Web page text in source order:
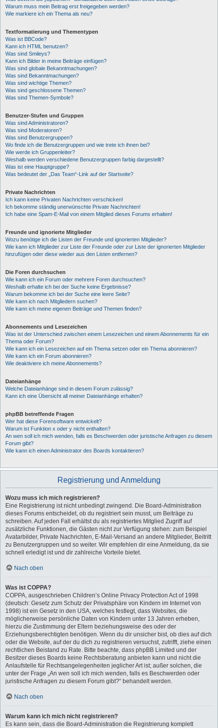
Warum muss mein Beitrag erst freigegeben werden?
Wie markiere ich ein Thema als neu?
Textformatierung und Thementypen
Was ist BBCode?
Kann ich HTML benutzen?
Was sind Smileys?
Kann ich Bilder in meine Beiträge einfügen?
Was sind globale Bekanntmachungen?
Was sind Bekanntmachungen?
Was sind wichtige Themen?
Was sind geschlossene Themen?
Was sind Themen-Symbole?
Benutzer-Stufen und Gruppen
Was sind Administratoren?
Was sind Moderatoren?
Was sind Benutzergruppen?
Wo finde ich die Benutzergruppen und wie trete ich ihnen bei?
Wie werde ich Gruppenleiter?
Weshalb werden verschiedene Benutzergruppen farbig dargestellt?
Was ist eine Hauptgruppe?
Was bedeutet der „Das Team“-Link auf der Startseite?
Private Nachrichten
Ich kann keine Privaten Nachrichten verschicken!
Ich bekomme ständig unerwünschte Private Nachrichten!
Ich habe eine Spam-E-Mail von einem Mitglied dieses Forums erhalten!
Freunde und ignorierte Mitglieder
Wozu benötige ich die Listen der Freunde und ignorierten Mitglieder?
Wie kann ich Mitglieder zur Liste der Freunde oder zur Liste der ignorierten Mitglieder
hinzufügen oder diese wieder aus den Listen entfernen?
Die Foren durchsuchen
Wie kann ich ein Forum oder mehrere Foren durchsuchen?
Weshalb erhalte ich bei der Suche keine Ergebnisse?
Warum bekomme ich bei der Suche eine leere Seite?
Wie kann ich nach Mitgliedern suchen?
Wie kann ich meine eigenen Beiträge und Themen finden?
Abonnements und Lesezeichen
Was ist der Unterschied zwischen einem Lesezeichen und einem Abonnements für ein
Thema oder Forum?
Wie kann ich ein Lesezeichen auf ein Thema setzen oder ein Thema abonnieren?
Wie kann ich ein Forum abonnieren?
Wie deaktiviere ich meine Abonnements?
Dateianhänge
Welche Dateianhänge sind in diesem Forum zulässig?
Kann ich eine Übersicht all meiner Dateianhänge erhalten?
phpBB betreffende Fragen
Wer hat diese Forensoftware entwickelt?
Warum ist Funktion x oder y nicht enthalten?
An wen soll ich mich wenden, falls es Beschwerden oder juristische Anfragen zu diesem
Forum gibt?
Wie kann ich einen Administrator des Boards kontaktieren?
Registrierung und Anmeldung
Wozu muss ich mich registrieren?
Eine Registrierung ist nicht unbedingt zwingend. Die Board-Administration
dieses Forums entscheidet, ob du registriert sein musst, um Beiträge zu
schreiben. Auf jeden Fall erhältst du als registriertes Mitglied Zugriff auf
zusätzliche Funktionen, die Gästen nicht zur Verfügung stehen: zum Beispiel
Avatarbilder, Private Nachrichten, E-Mail-Versand an andere Mitglieder, Beitritt
zu Benutzergruppen und so weiter. Wir empfehlen dir eine Anmeldung, da sie
schnell erledigt ist und dir zahlreiche Vorteile bietet.
Nach oben
Was ist COPPA?
COPPA, ausgeschrieben Children’s Online Privacy Protection Act of 1998
(deutsch: Gesetz zum Schutz der Privatsphäre von Kindern im Internet von
1998) ist ein Gesetz in den USA, welches festlegt, dass Websites, die
möglicherweise persönliche Daten von Kindern unter 13 Jahren erheben,
hierzu die Zustimmung der Eltern beziehungsweise des oder der
Erziehungsberechtigten benötigen. Wenn du dir unsicher bist, ob dies auf dich
oder die Website, auf der du dich zu registrieren versuchst, zutrifft, ziehe einen
rechtlichen Beistand zu Rate. Bitte beachte, dass phpBB Limited und der
Besitzer dieses Boards keine Rechtsberatung anbieten kann und nicht die
Anlaufstelle für Rechtsangelegenheiten jeglicher Art ist; außer solchen, die
unter der Frage „An wen soll ich mich wenden, falls es Beschwerden oder
juristische Anfragen zu diesem Forum gibt?“ behandelt werden.
Nach oben
Warum kann ich mich nicht registrieren?
Es kann sein, dass die Board-Administration die Registrierung komplett